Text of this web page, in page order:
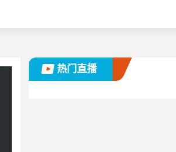
热门直播